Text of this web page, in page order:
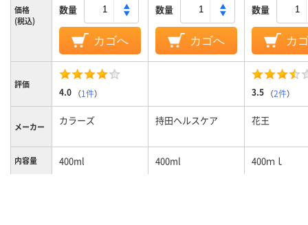
価格
(税込)
数量
カゴへ
数量
カゴへ
数量
カ
評価
4.0 （1件） 3.5 （2件）
メーカー カラーズ 持田ヘルスケア 花王
内容量 400ml 400ml 400ｍｌ